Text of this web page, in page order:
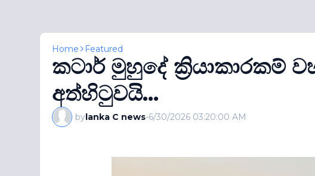
Home Featured
කටාර් මුහුදේ ක්‍රියාකාරකම්
අත්හිටුවයි...
bylanka C news-6/30/2026 03:20:00 AM